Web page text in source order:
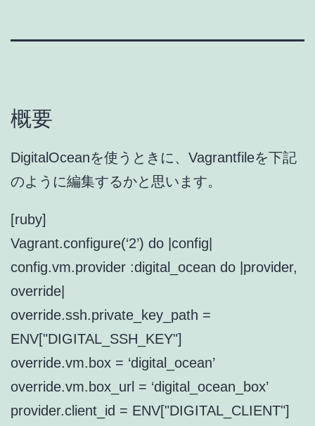
概要
DigitalOceanを使うときに、Vagrantfileを下記
のように編集するかと思います。
[ruby]
Vagrant.configure(‘2’) do |config|
config.vm.provider :digital_ocean do |provider,
override|
override.ssh.private_key_path =
ENV["DIGITAL_SSH_KEY"]
override.vm.box = ‘digital_ocean’
override.vm.box_url = ‘digital_ocean_box’
provider.client_id = ENV["DIGITAL_CLIENT"]